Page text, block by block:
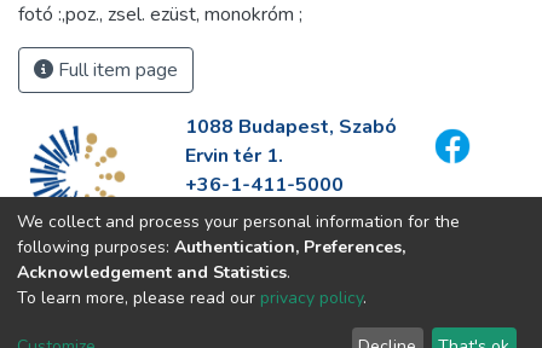
fotó :,poz., zsel. ezüst, monokróm ;
Full item page
1088 Budapest, Szabó
Ervin tér 1.
+36-1-411-5000
info@fszek.hu
https://fszek.hu
We collect and process your personal information for the
following purposes: Authentication, Preferences,
Acknowledgement and Statistics.
To learn more, please read our privacy policy.